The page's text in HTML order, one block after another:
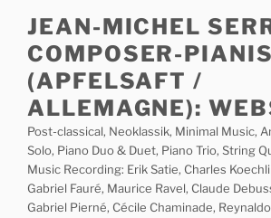
content
JEAN-MICHEL
COMPOSER-
(APFELSAFT /
ALLEMAGNE):
Post-classical, Neoklassik, Minimal Music,
Solo, Piano Duo & Duet, Piano Trio, String
Music Recording: Erik Satie, Charles
Gabriel Fauré, Maurice Ravel, Claude
Gabriel Pierné, Cécile Chaminade,